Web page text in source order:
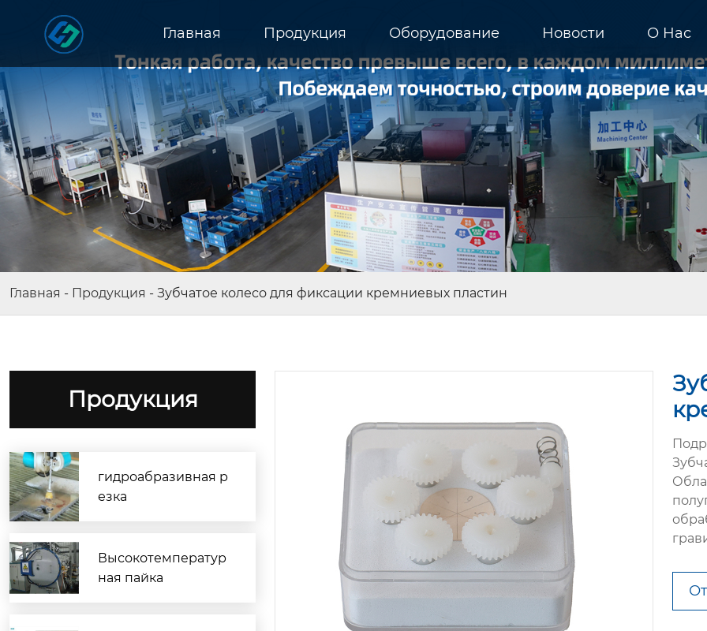
Главная Продукция Оборудование Новости О Hас
Главная - Продукция - Зубчатое колесо для фиксации кремниевых пластин
Продукция
гидроабразивная р
езка
Высокотемператур
ная пайка